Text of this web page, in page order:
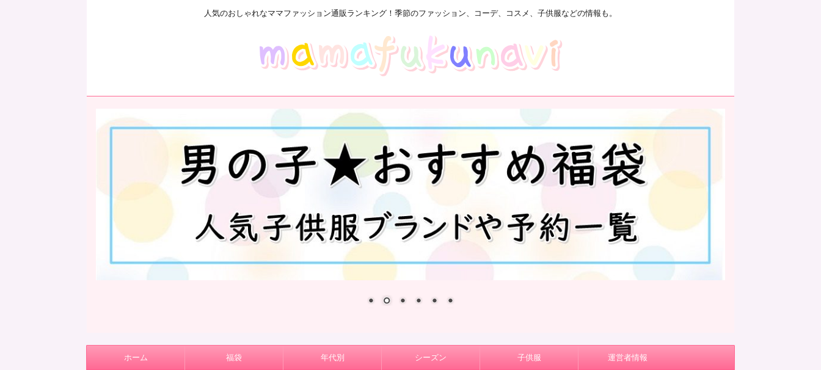
人気のおしゃれなママファッション通販ランキング！季節のファッション、コーデ、コスメ、子供服などの情報も。
ホーム 福袋 年代別 シーズン 子供服 運営者情報